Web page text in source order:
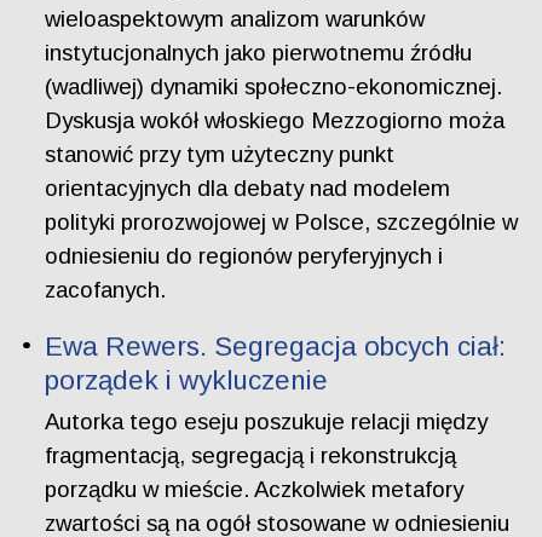
wieloaspektowym analizom warunków
instytucjonalnych jako pierwotnemu źródłu
(wadliwej) dynamiki społeczno-ekonomicznej.
Dyskusja wokół włoskiego Mezzogiorno moża
stanowić przy tym użyteczny punkt
orientacyjnych dla debaty nad modelem
polityki prorozwojowej w Polsce, szczególnie w
odniesieniu do regionów peryferyjnych i
zacofanych.
Ewa Rewers. Segregacja obcych ciał:
porządek i wykluczenie
Autorka tego eseju poszukuje relacji między
fragmentacją, segregacją i rekonstrukcją
porządku w mieście. Aczkolwiek metafory
zwartości są na ogół stosowane w odniesieniu